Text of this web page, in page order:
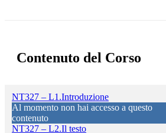
Contenuto del Corso
NT327 – L1.Introduzione
Al momento non hai accesso a questo
contenuto
NT327 – L2.Il testo